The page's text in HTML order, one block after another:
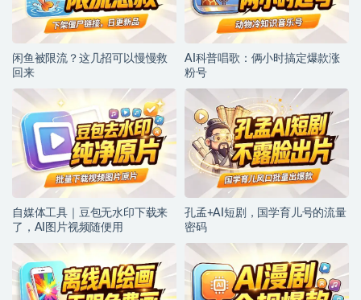
闲鱼被限流？这几招可以慢慢救
回来
AI科普唱歌：俩小时搞定爆款涨
粉号
自媒体工具｜豆包无水印下载来
了，AI图片视频随便用
孔孟+AI短剧，国学育儿号的流量
密码